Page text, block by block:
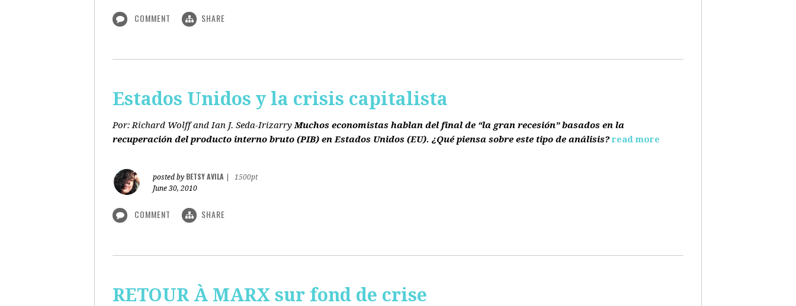
COMMENT SHARE
Estados Unidos y la crisis capitalista
Por: Richard Wolff and Ian J. Seda-Irizarry Muchos economistas hablan del final de “la gran recesión” basados en la
recuperación del producto interno bruto (PIB) en Estados Unidos (EU). ¿Qué piensa sobre este tipo de análisis? read more
posted by BETSY AVILA
1500pt
June 30, 2010
COMMENT SHARE
RETOUR À MARX sur fond de crise